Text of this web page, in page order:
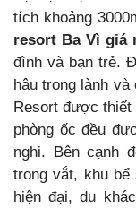
tích khoảng
resort Ba Vì giá
đình và bạn trẻ.
hậu trong lành
Resort được thiết
phòng ốc đều
nghi. Bên cạnh
trong vắt, khu bể
hiện đại, du